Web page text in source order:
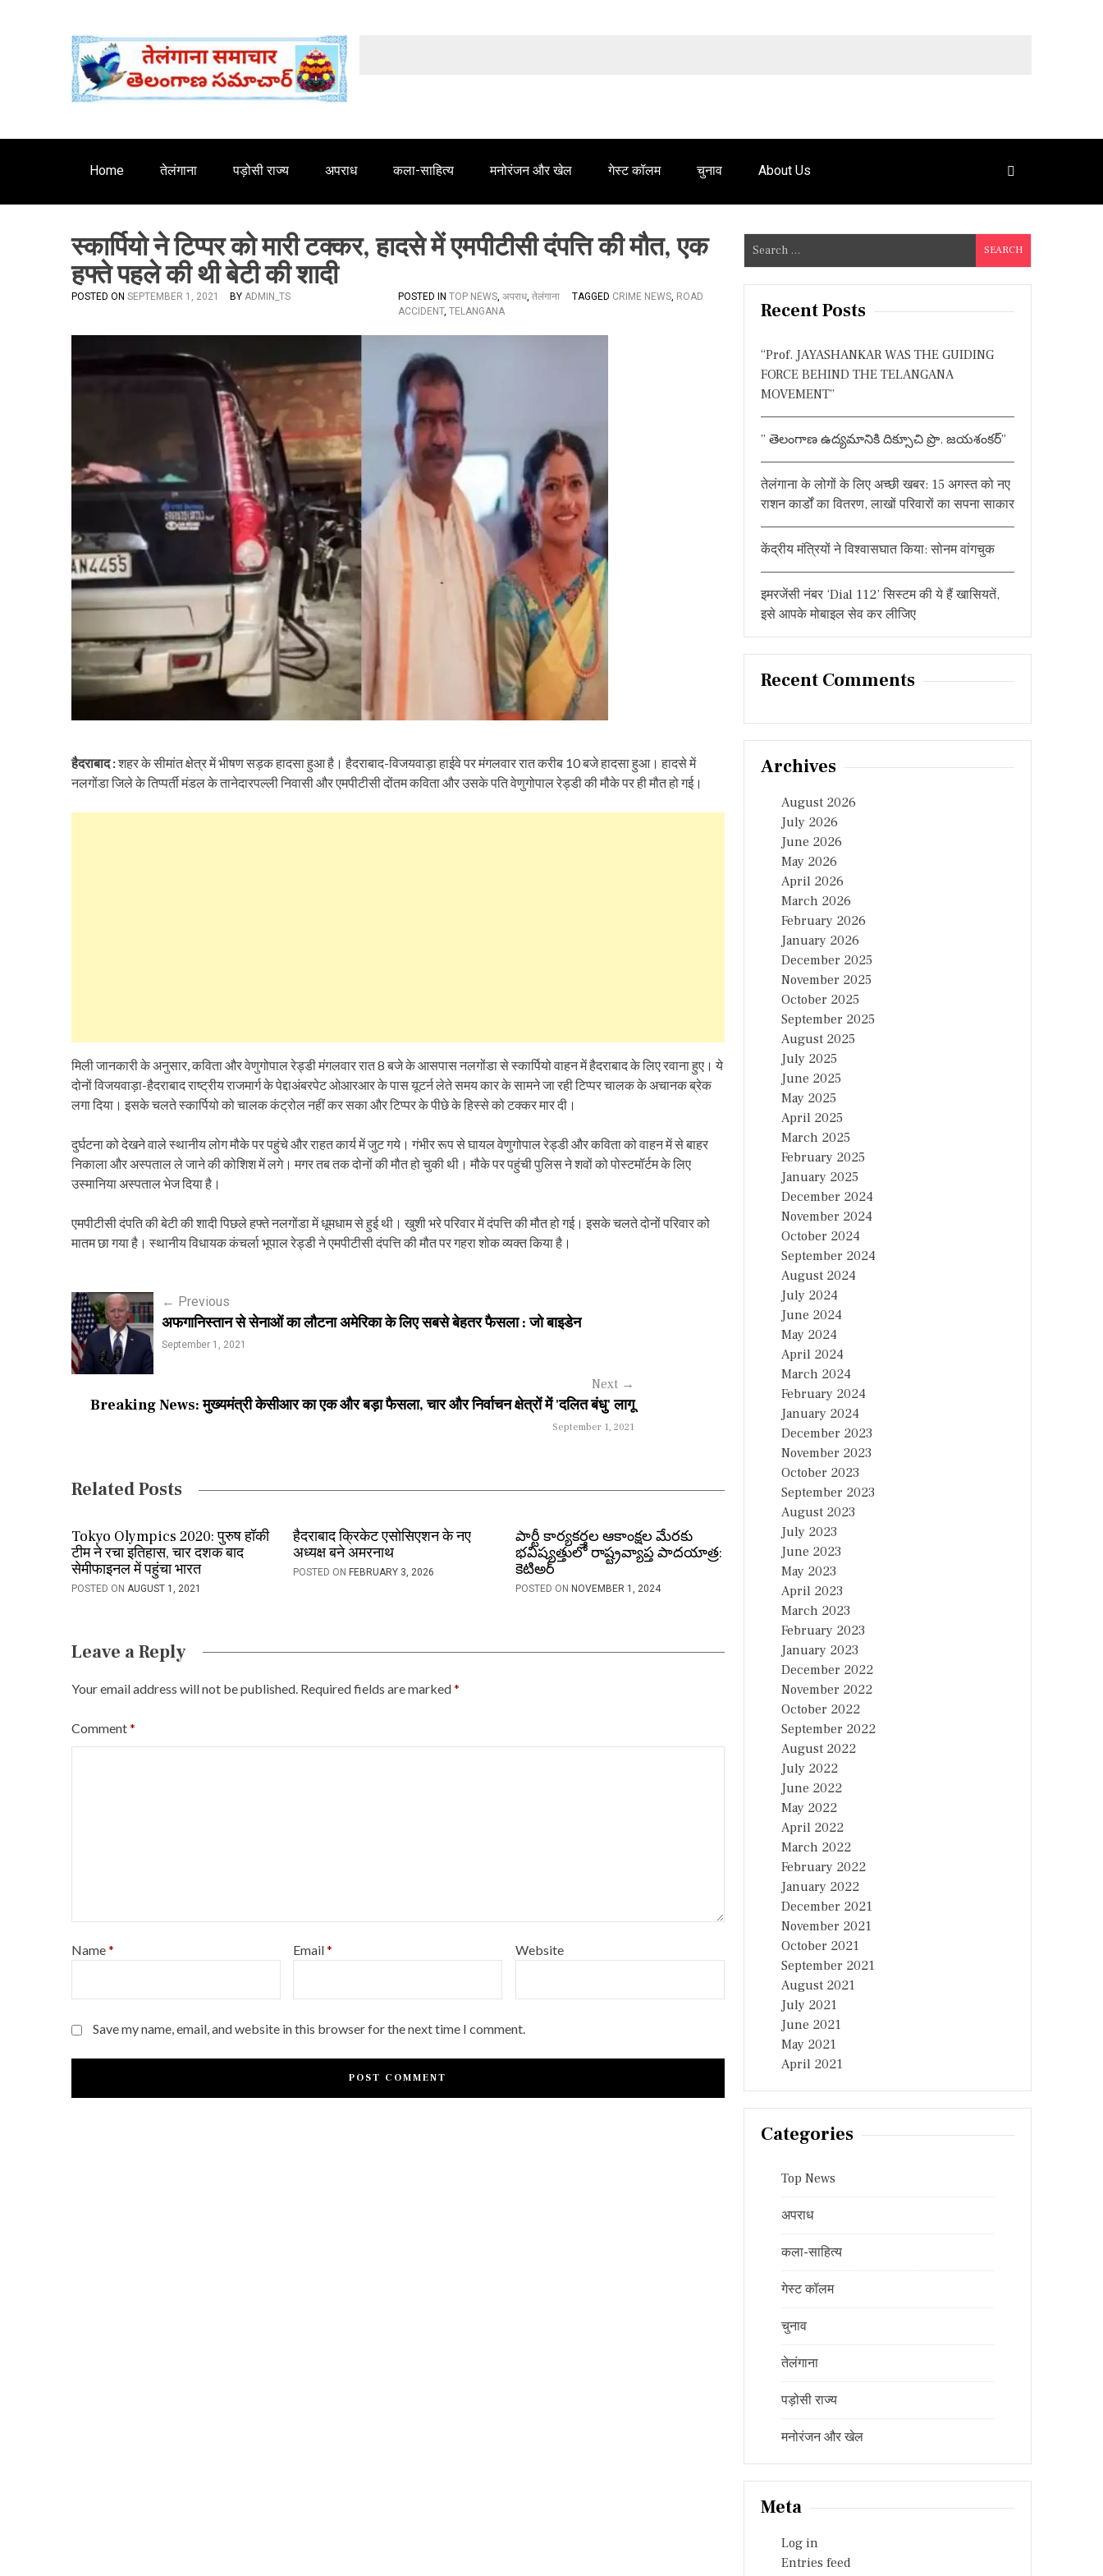
e
Home तेलंगाना पड़ोसी राज्य अपराध कला-साहित्य मनोरंजन और खेल गेस्ट कॉलम चुनाव About Us
स्कार्पियो ने टिप्पर को मारी टक्कर, हादसे में एमपीटीसी दंपत्ति की मौत, एक
हफ्ते पहले की थी बेटी की शादी
POSTED ON SEPTEMBER 1, 2021 BY ADMIN_TS POSTED IN TOP NEWS, अपराध, तेलंगाना TAGGED CRIME NEWS, ROAD
ACCIDENT, TELANGANA
हैदराबाद :शहर के सीमांत क्षेत्र में भीषण सड़क हादसा हुआ है। हैदराबाद-विजयवाड़ा हाईवे पर मंगलवार रात करीब 10 बजे हादसा हुआ। हादसे में
नलगोंडा जिले के तिप्पर्ती मंडल के तानेदारपल्ली निवासी और एमपीटीसी दोंतम कविता और उसके पति वेणुगोपाल रेड्डी की मौके पर ही मौत हो गई।
मिली जानकारी के अनुसार, कविता और वेणुगोपाल रेड्डी मंगलवार रात 8 बजे के आसपास नलगोंडा से स्कार्पियो वाहन में हैदराबाद के लिए रवाना हुए। ये
दोनों विजयवाड़ा-हैदराबाद राष्ट्रीय राजमार्ग के पेद्दाअंबरपेट ओआरआर के पास यूटर्न लेते समय कार के सामने जा रही टिप्पर चालक के अचानक ब्रेक
लगा दिया। इसके चलते स्कार्पियो को चालक कंट्रोल नहीं कर सका और टिप्पर के पीछे के हिस्से को टक्कर मार दी।
दुर्घटना को देखने वाले स्थानीय लोग मौके पर पहुंचे और राहत कार्य में जुट गये। गंभीर रूप से घायल वेणुगोपाल रेड्डी और कविता को वाहन में से बाहर
निकाला और अस्पताल ले जाने की कोशिश में लगे। मगर तब तक दोनों की मौत हो चुकी थी। मौके पर पहुंची पुलिस ने शवों को पोस्टमॉर्टम के लिए
उस्मानिया अस्पताल भेज दिया है।
एमपीटीसी दंपति की बेटी की शादी पिछले हफ्ते नलगोंडा में धूमधाम से हुई थी। खुशी भरे परिवार में दंपत्ति की मौत हो गई। इसके चलते दोनों परिवार को
मातम छा गया है। स्थानीय विधायक कंचर्ला भूपाल रेड्डी ने एमपीटीसी दंपत्ति की मौत पर गहरा शोक व्यक्त किया है।
P
o
s
v
g
a
o
n
← Previous
अफगानिस्तान से सेनाओं का लौटना अमेरिका के लिए सबसे बेहतर फैसला : जो बाइडेन
September 1, 2021
Next →
Breaking News: मुख्यमंत्री केसीआर का एक और बड़ा फैसला, चार और निर्वाचन क्षेत्रों में 'दलित बंधु' लागू
September 1, 2021
Related Posts
Tokyo Olympics 2020: पुरुष हॉकी
टीम ने रचा इतिहास, चार दशक बाद
सेमीफाइनल में पहुंचा भारत
POSTED ON AUGUST 1, 2021
हैदराबाद क्रिकेट एसोसिएशन के नए
अध्यक्ष बने अमरनाथ
POSTED ON FEBRUARY 3, 2026
పార్టీ కార్యకర్తల ఆకాంక్షల మేరకు
భవిష్యత్తులో రాష్ట్రవ్యాప్త పాదయాత్ర:
కెటిఅర్
POSTED ON NOVEMBER 1, 2024
Leave a Reply
Your email address will not be published. Required fields are marked*
Comment*
Name* Email* Website
Save my name, email, and website in this browser for the next time I comment.
e
a
Recent Posts
“Prof. JAYASHANKAR WAS THE GUIDING
FORCE BEHIND THE TELANGANA
MOVEMENT”
” తెలంగాణ ఉద్యమానికి దిక్సూచి ప్రొ. జయశంకర్”
तेलंगाना के लोगों के लिए अच्छी खबर: 15 अगस्त को नए
राशन कार्डों का वितरण, लाखों परिवारों का सपना साकार
केंद्रीय मंत्रियों ने विश्वासघात किया: सोनम वांगचुक
इमरजेंसी नंबर ‘Dial 112’ सिस्टम की ये हैं खासियतें,
इसे आपके मोबाइल सेव कर लीजिए
Recent Comments
Archives
August 2026
July 2026
June 2026
May 2026
April 2026
March 2026
February 2026
January 2026
December 2025
November 2025
October 2025
September 2025
August 2025
July 2025
June 2025
May 2025
April 2025
March 2025
February 2025
January 2025
December 2024
November 2024
October 2024
September 2024
August 2024
July 2024
June 2024
May 2024
April 2024
March 2024
February 2024
January 2024
December 2023
November 2023
October 2023
September 2023
August 2023
July 2023
June 2023
May 2023
April 2023
March 2023
February 2023
January 2023
December 2022
November 2022
October 2022
September 2022
August 2022
July 2022
June 2022
May 2022
April 2022
March 2022
February 2022
January 2022
December 2021
November 2021
October 2021
September 2021
August 2021
July 2021
June 2021
May 2021
April 2021
Categories
Top News
अपराध
कला-साहित्य
गेस्ट कॉलम
चुनाव
तेलंगाना
पड़ोसी राज्य
मनोरंजन और खेल
Meta
Log in
Entries feed